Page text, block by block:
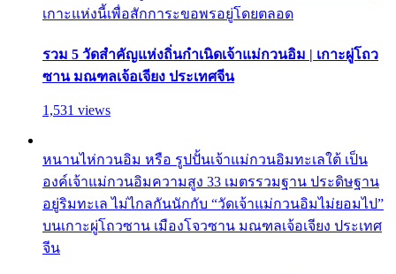
เกาะแห่งนี้เพื่อสักการะขอพรอยู่โดยตลอด
รวม 5 วัดสำคัญแห่งถิ่นกำเนิดเจ้าแม่กวนอิม | เกาะผู่โถว
ซาน มณฑลเจ้อเจียง ประเทศจีน
1,531 views
หนานไห่กวนอิม หรือ รูปปั้นเจ้าแม่กวนอิมทะเลใต้ เป็น
องค์เจ้าแม่กวนอิมความสูง 33 เมตรรวมฐาน ประดิษฐาน
อยู่ริมทะเล ไม่ไกลกันนักกับ “วัดเจ้าแม่กวนอิมไม่ยอมไป”
บนเกาะผู่โถวซาน เมืองโจวซาน มณฑลเจ้อเจียง ประเทศ
จีน